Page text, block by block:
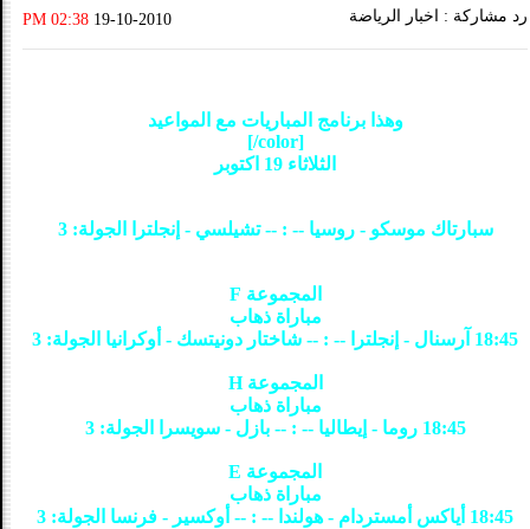
رد مشاركة : اخبار الرياضة 19-10-2010
02:38 PM
وهذا برنامج المباريات مع المواعيد
[color/]
الثلاثاء 19 اكتوبر
سبارتاك موسكو - روسيا -- : -- تشيلسي - إنجلترا الجولة: 3
المجموعة F
مباراة ذهاب
18:45 آرسنال - إنجلترا -- : -- شاختار دونيتسك - أوكرانيا الجولة: 3
المجموعة H
مباراة ذهاب
18:45 روما - إيطاليا -- : -- بازل - سويسرا الجولة: 3
المجموعة E
مباراة ذهاب
18:45 أياكس أمستردام - هولندا -- : -- أوكسير - فرنسا الجولة: 3